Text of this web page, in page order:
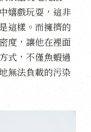
嬉戲玩耍，這非
這樣。而擁擠的
度，讓他在裡面
式，不僅魚蝦過
無法負載的污染